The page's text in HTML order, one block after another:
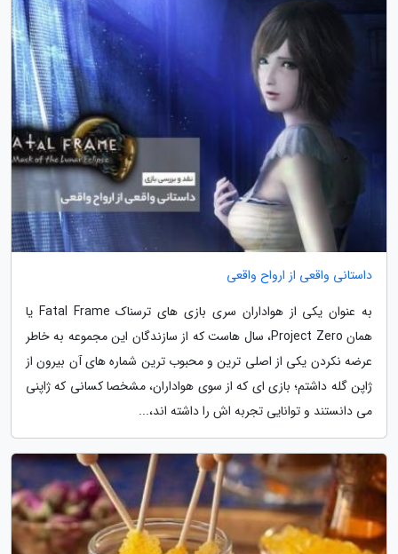
داستانی واقعی از ارواح واقعی
به عنوان یکی از هواداران سری بازی های ترسناک Fatal Frame یا
همان Project Zero، سال هاست که از سازندگان این مجموعه به خاطر
عرضه نکردن یکی از اصلی ترین و محبوب ترین شماره های آن بیرون از
ژاپن گله داشتم؛ بازی ای که از سوی هواداران، مشخصا کسانی که ژاپنی
می دانستند و توانایی تجربه اش را داشته اند،...